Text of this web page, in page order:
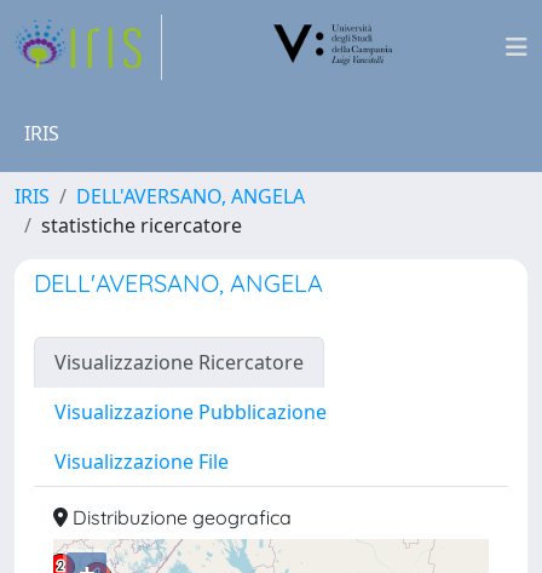
IRIS
IRIS
DELL'AVERSANO, ANGELA
statistiche ricercatore
DELL'AVERSANO, ANGELA
Visualizzazione Ricercatore
Visualizzazione Pubblicazione
Visualizzazione File
Distribuzione geografica